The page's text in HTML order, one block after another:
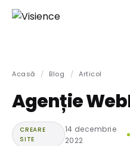
Acasă / Blog / Articol
Agenție
CREARE
SITE
14 decembrie
2022